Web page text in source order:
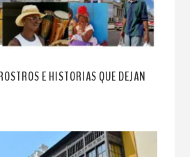
E HISTORIAS QUE DEJAN